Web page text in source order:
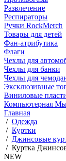
Развлечение
Респираторы
Ручки RockMerch
Товары для детей
Фан-атрибутика
Флаги
Чехлы для
Чехлы для банки
Чехлы для
Эксклюзивные
Виниловые
Компьютерная
Главная
/ Одежда
/ Куртки
/ Джинсовые
/ Куртка
NEW